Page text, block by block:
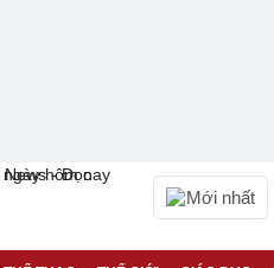
Mới nhất